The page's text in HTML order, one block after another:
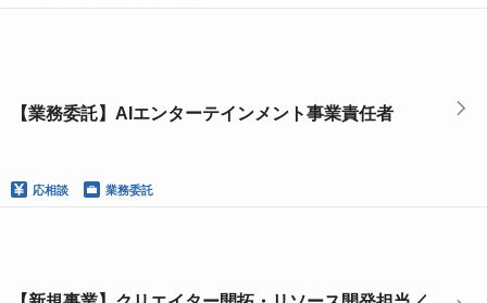
【業務委託】AIエンターテインメント事業責任者
応相談 業務委託